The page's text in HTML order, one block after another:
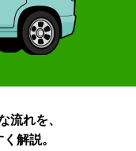
流れを、
解説。